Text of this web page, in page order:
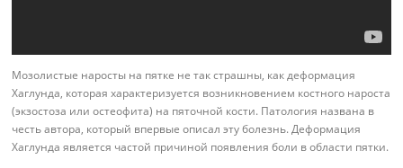
Мозолистые наросты на пятке не так страшны, как деформация
Хаглунда, которая характеризуется возникновением костного нароста
(экзостоза или остеофита) на пяточной кости. Патология названа в
честь автора, который впервые описал эту болезнь. Деформация
Хаглунда является частой причиной появления боли в области пятки.